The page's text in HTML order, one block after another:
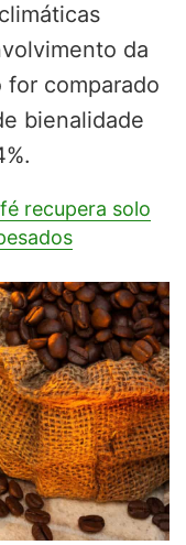
da
comparado
bienalidade
recupera solo